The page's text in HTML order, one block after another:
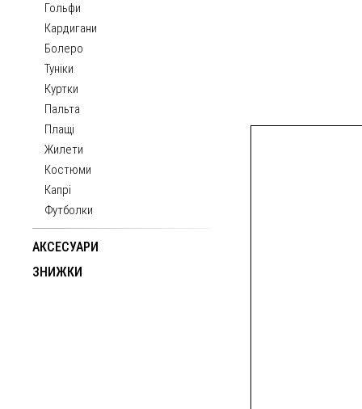
Гольфи
Кардигани
Болеро
Туніки
Куртки
Пальта
Плащі
Жилети
Костюми
Капрі
Футболки
АКСЕСУАРИ
ЗНИЖКИ